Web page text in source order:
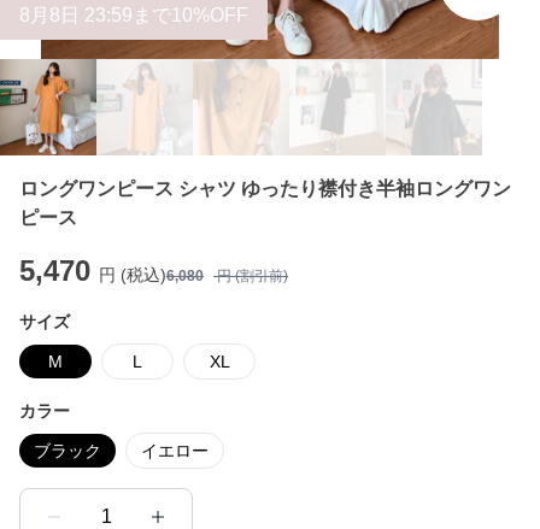
8 月 8 日 23:59まで10%OFF
ロングワンピース シャツ ゆったり襟付き半袖ロングワン
ピース
5,470 円 (税込)6,080 円 (割引前)
サイズ
M L XL
カラー
ブラック イエロー
1